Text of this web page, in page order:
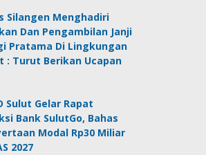
Silangen Menghadiri
Dan Pengambilan Janji
Pratama Di Lingkungan
: Turut Berikan Ucapan
Sulut Gelar Rapat
Bank SulutGo, Bahas
Modal Rp30 Miliar
2027